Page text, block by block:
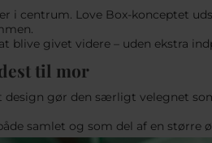
i centrum. Love Box-konceptet
blive givet videre – uden ekstra
til mor
gør den særligt velegnet
samlet og som del af en større